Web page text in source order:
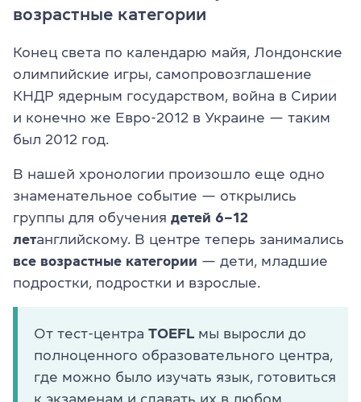
возрастные категории
Конец света по календарю майя, Лондонские
олимпийские игры, самопровозглашение
КНДР ядерным государством, война в Сирии
и конечно же Евро-2012 в Украине — таким
был 2012 год.
В нашей хронологии произошло еще одно
знаменательное событие — открылись
группы для обучения детей 6–12
летанглийскому. В центре теперь занимались
все возрастные категории — дети, младшие
подростки, подростки и взрослые.
От тест-центра TOEFL мы выросли до
полноценного образовательного центра,
где можно было изучать язык, готовиться
к экзаменам и сдавать их в любом